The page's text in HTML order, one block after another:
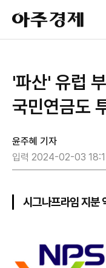
아
주
경
'파산' 유럽
국민연금도
윤주혜 기자
입력 2024-02-03
시그나프라임 지